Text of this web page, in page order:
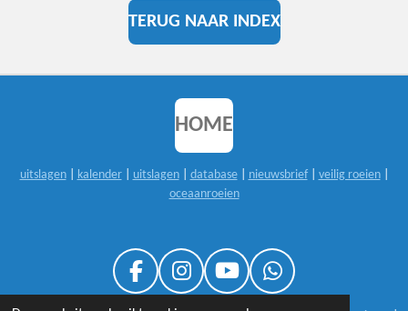
TERUG NAAR INDEX
HOME
uitslagen| kalender| uitslagen| database| nieuwsbrief| veilig roeien|
oceaanroeien
F
I
Y
W